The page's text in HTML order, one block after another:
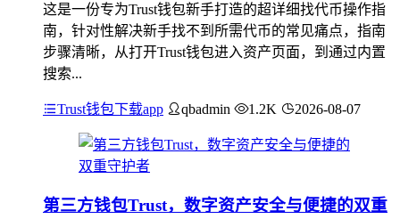
这是一份专为Trust钱包新手打造的超详细找代币操作指
南，针对性解决新手找不到所需代币的常见痛点，指南
步骤清晰，从打开Trust钱包进入资产页面，到通过内置
搜索...
Trust钱包下载app qbadmin 1.2K 2026-08-07
第三方钱包Trust，数字资产安全与便捷的双重